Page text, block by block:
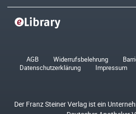
AGB Widerrufsbelehrung
Datenschutzerklärung
Impressum
Der Franz Steiner Verlag ist ein